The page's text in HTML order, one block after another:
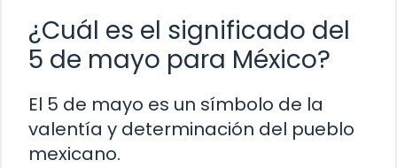
¿Cuál es el significado del
5 de mayo para México?
El 5 de mayo es un símbolo de la
valentía y determinación del pueblo
mexicano.